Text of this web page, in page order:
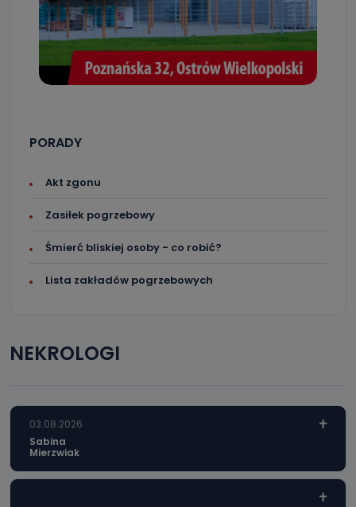
PORADY
Akt zgonu
Zasiłek pogrzebowy
Śmierć bliskiej osoby - co robić?
Lista zakładów pogrzebowych
NEKROLOGI
03.08.2026
Sabina
Mierzwiak